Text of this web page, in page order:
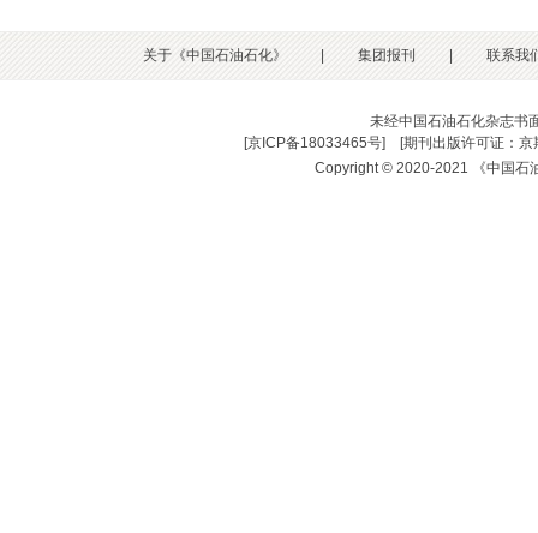
关于《中国石油石化》 集团报刊 联系我
未经中国石油石化杂志书
[京ICP备18033465号] [期刊出版许可证：
Copyright © 2020-2021 《中国石